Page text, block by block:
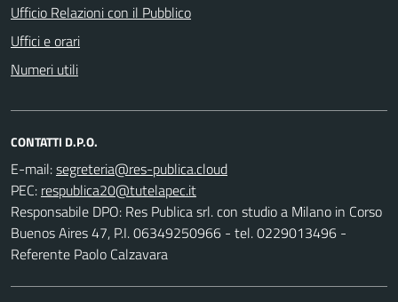
Ufficio Relazioni con il Pubblico
Uffici e orari
Numeri utili
CONTATTI D.P.O.
E-mail:
PEC:
Responsabile DPO: Res Publica srl. con studio a Milano in Corso
Buenos Aires 47, P.I. 06349250966 - tel. 0229013496 -
Referente Paolo Calzavara